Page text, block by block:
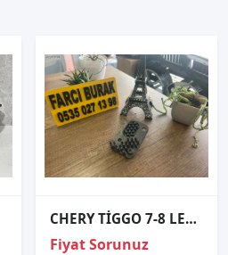
CHERY TİGGO 7-8 LED FAR BEYNİ ORJİNAL
Fiyat Sorunuz